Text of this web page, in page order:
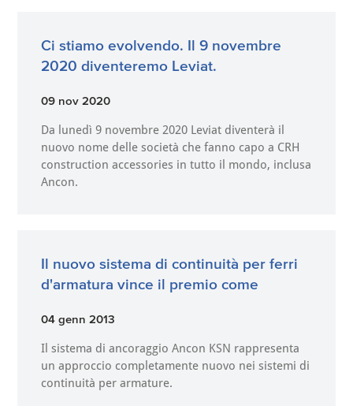
Ci stiamo evolvendo. Il 9 novembre
2020 diventeremo Leviat.
09 nov 2020
Da lunedì 9 novembre 2020 Leviat diventerà il
nuovo nome delle società che fanno capo a CRH
construction accessories in tutto il mondo, inclusa
Ancon.
Il nuovo sistema di continuità per ferri
d'armatura vince il premio come
04 genn 2013
Il sistema di ancoraggio Ancon KSN rappresenta
un approccio completamente nuovo nei sistemi di
continuità per armature.